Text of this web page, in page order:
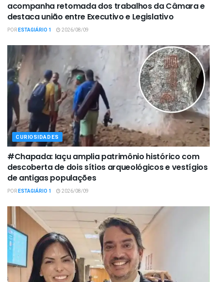
acompanha retomada dos trabalhos da Câmara e
destaca união entre Executivo e Legislativo
PORESTAGIÁRIO 1 2026/08/09
CURIOSIDADES
#Chapada: Iaçu amplia patrimônio histórico com
descoberta de dois sítios arqueológicos e vestígios
de antigas populações
PORESTAGIÁRIO 1 2026/08/09